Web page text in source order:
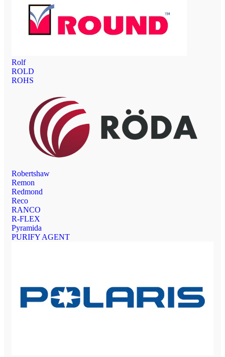
Rolf
ROLD
ROHS
Robertshaw
Remon
Redmond
Reco
RANCO
R-FLEX
Pyramida
PURIFY AGENT